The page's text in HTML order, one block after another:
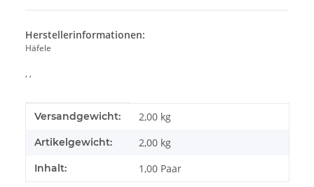
Herstellerinformationen:
Häfele
, ,
Produkteigenschaft
Wert
Versandgewicht: 2,00 kg
Artikelgewicht: 2,00 kg
Inhalt: 1,00 Paar